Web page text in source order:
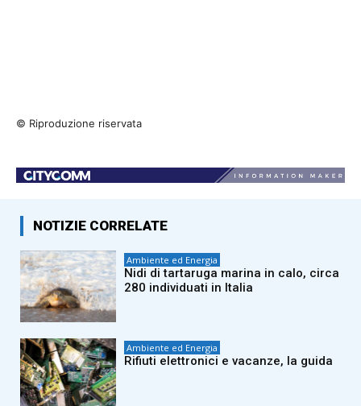
© Riproduzione riservata
NOTIZIE CORRELATE
Ambiente ed Energia
Nidi di tartaruga marina in calo, circa
280 individuati in Italia
Ambiente ed Energia
Rifiuti elettronici e vacanze, la guida